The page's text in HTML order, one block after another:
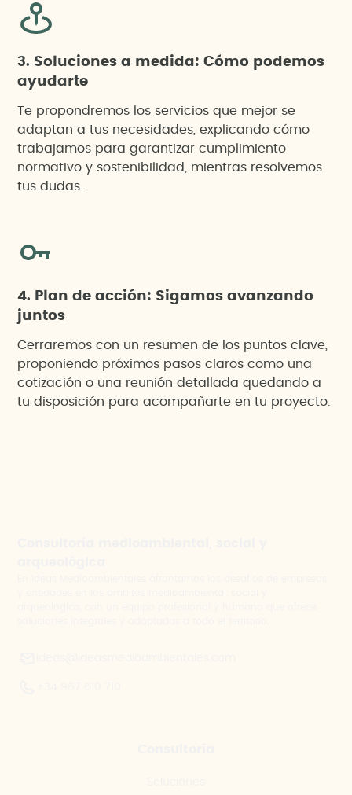
3. Soluciones a medida: Cómo podemos
ayudarte
Te propondremos los servicios que mejor se
adaptan a tus necesidades, explicando cómo
trabajamos para garantizar cumplimiento
normativo y sostenibilidad, mientras resolvemos
tus dudas.
4. Plan de acción: Sigamos avanzando
juntos
Cerraremos con un resumen de los puntos clave,
proponiendo próximos pasos claros como una
cotización o una reunión detallada quedando a
tu disposición para acompañarte en tu proyecto.